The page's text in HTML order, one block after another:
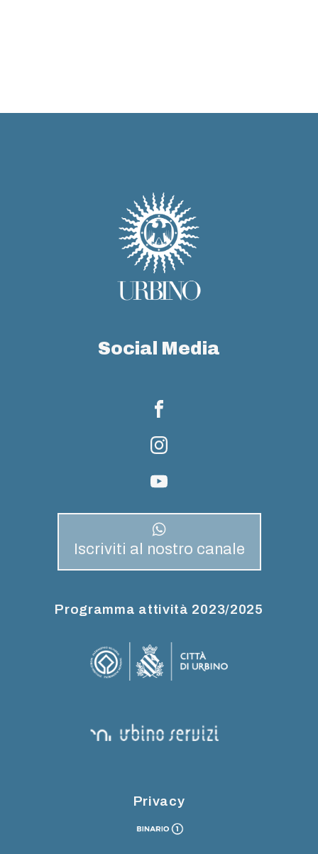
Social Media
Iscriviti al nostro canale
Programma attività 2023/2025
Privacy